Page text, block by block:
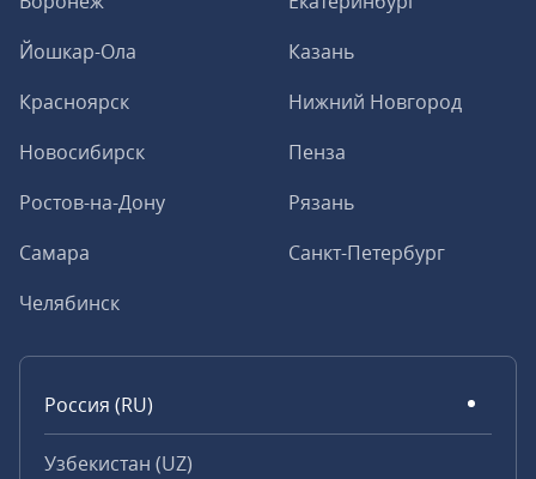
Йошкар-Ола
Казань
Красноярск
Нижний Новгород
Новосибирск
Пенза
Ростов-на-Дону
Рязань
Самара
Санкт-Петербург
Челябинск
Россия (RU)
Узбекистан (UZ)